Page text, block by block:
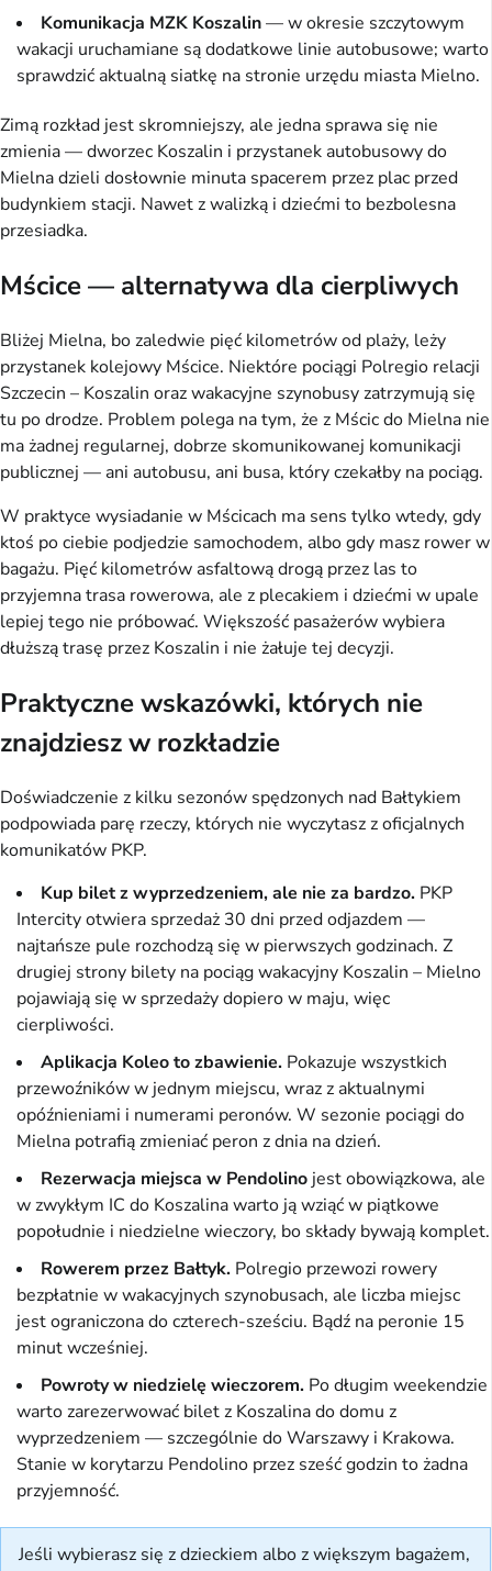
Komunikacja MZK Koszalin— w okresie szczytowym
wakacji uruchamiane są dodatkowe linie autobusowe; warto
sprawdzić aktualną siatkę na stronie urzędu miasta Mielno.
Zimą rozkład jest skromniejszy, ale jedna sprawa się nie
zmienia — dworzec Koszalin i przystanek autobusowy do
Mielna dzieli dosłownie minuta spacerem przez plac przed
budynkiem stacji. Nawet z walizką i dziećmi to bezbolesna
przesiadka.
Mścice — alternatywa dla cierpliwych
Bliżej Mielna, bo zaledwie pięć kilometrów od plaży, leży
przystanek kolejowy Mścice. Niektóre pociągi Polregio relacji
Szczecin – Koszalin oraz wakacyjne szynobusy zatrzymują się
tu po drodze. Problem polega na tym, że z Mścic do Mielna nie
ma żadnej regularnej, dobrze skomunikowanej komunikacji
publicznej — ani autobusu, ani busa, który czekałby na pociąg.
W praktyce wysiadanie w Mścicach ma sens tylko wtedy, gdy
ktoś po ciebie podjedzie samochodem, albo gdy masz rower w
bagażu. Pięć kilometrów asfaltową drogą przez las to
przyjemna trasa rowerowa, ale z plecakiem i dziećmi w upale
lepiej tego nie próbować. Większość pasażerów wybiera
dłuższą trasę przez Koszalin i nie żałuje tej decyzji.
Praktyczne wskazówki, których nie
znajdziesz w rozkładzie
Doświadczenie z kilku sezonów spędzonych nad Bałtykiem
podpowiada parę rzeczy, których nie wyczytasz z oficjalnych
komunikatów PKP.
Kup bilet z wyprzedzeniem, ale nie za bardzo. PKP
Intercity otwiera sprzedaż 30 dni przed odjazdem —
najtańsze pule rozchodzą się w pierwszych godzinach. Z
drugiej strony bilety na pociąg wakacyjny Koszalin – Mielno
pojawiają się w sprzedaży dopiero w maju, więc
cierpliwości.
Aplikacja Koleo to zbawienie. Pokazuje wszystkich
przewoźników w jednym miejscu, wraz z aktualnymi
opóźnieniami i numerami peronów. W sezonie pociągi do
Mielna potrafią zmieniać peron z dnia na dzień.
Rezerwacja miejsca w Pendolino jest obowiązkowa, ale
w zwykłym IC do Koszalina warto ją wziąć w piątkowe
popołudnie i niedzielne wieczory, bo składy bywają komplet.
Rowerem przez Bałtyk. Polregio przewozi rowery
bezpłatnie w wakacyjnych szynobusach, ale liczba miejsc
jest ograniczona do czterech-sześciu. Bądź na peronie 15
minut wcześniej.
Powroty w niedzielę wieczorem. Po długim weekendzie
warto zarezerwować bilet z Koszalina do domu z
wyprzedzeniem — szczególnie do Warszawy i Krakowa.
Stanie w korytarzu Pendolino przez sześć godzin to żadna
przyjemność.
Jeśli wybierasz się z dzieckiem albo z większym bagażem,